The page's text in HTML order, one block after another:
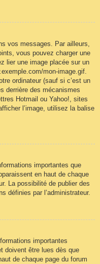
vos messages. Par ailleurs,
vous pouvez charger une
lier une image placée sur un
mon-image.gif.
ordinateur (sauf si c’est un
derrière des mécanismes
Hotmail ou Yahoo!, sites
l’image, utilisez la balise
importantes que
en haut de chaque
La possibilité de publier des
définies par l’administrateur.
importantes
doivent être lues dès que
de chaque page du forum